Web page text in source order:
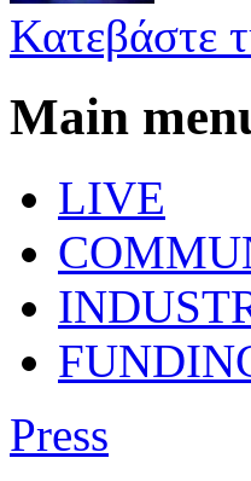
Κατεβάστε
Main
LIVE
Press